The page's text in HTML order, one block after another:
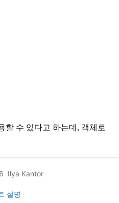
Ilya Kantor
설명